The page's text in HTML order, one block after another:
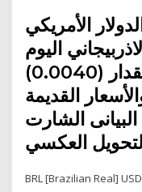
الأمريكي
اليوم
الأحد 17 يناير 2021 بمقدار (0.0040)
(0.24%) والأسعار القديمة
الشارت
العكسي
BRL [Brazilian Real]